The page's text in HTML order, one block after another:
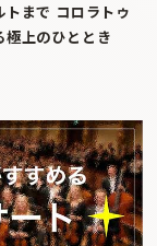
まで コロラトゥ
極上のひととき